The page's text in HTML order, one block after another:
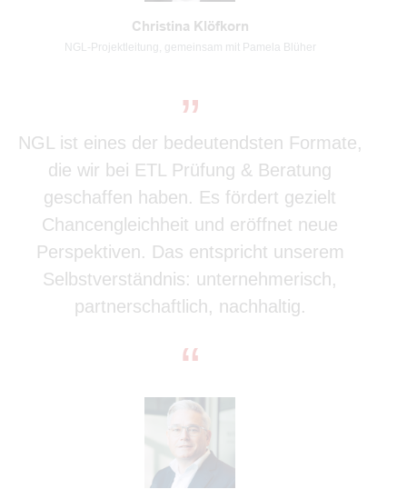
Christina Klöfkorn
NGL-Projektleitung, gemeinsam mit Pamela Blüher
„
NGL ist eines der bedeutendsten Formate,
die wir bei ETL Prüfung & Beratung
geschaffen haben. Es fördert gezielt
Chancengleichheit und eröffnet neue
Perspektiven. Das entspricht unserem
Selbstverständnis: unternehmerisch,
partnerschaftlich, nachhaltig.
“